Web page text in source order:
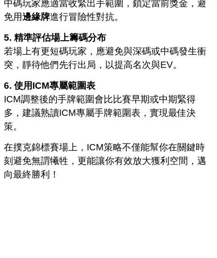
中碼玩家應適當收緊出手範圍，鎖定當前獎金，避
免用邊緣牌進行冒險性對抗。
5. 精準評估場上籌碼分布
若場上有更短碼玩家，應避免與深碼或中碼發生衝
突，靜待他們先行出局，以提高名次與EV。
6. 使用ICM專屬範圍表
ICM調整後的手牌範圍會比比賽早期或中期緊得
多，建議熟讀ICM專屬手牌範圍表，實現最佳決
策。
在撲克錦標賽場上，ICM策略不僅能幫你在關鍵時
刻避免無謂犧牲，更能讓你有效放大獲利空間，邁
向最終勝利！